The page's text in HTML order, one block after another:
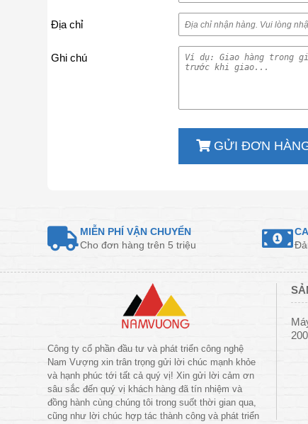
Địa chỉ
Ghi chú
GỬI ĐƠN
MIỄN PHÍ VẬN CHUYỂN
Cho đơn hàng trên 5 triệu
Công ty cổ phần đầu tư và phát triển công nghệ
Nam Vượng xin trân trọng gửi lời chúc mạnh khỏe
và hạnh phúc tới tất cả quý vị! Xin gửi lời cảm ơn
sâu sắc đến quý vị khách hàng đã tín nhiệm và
đồng hành cùng chúng tôi trong suốt thời gian qua,
cũng như lời chúc hợp tác thành công và phát triển